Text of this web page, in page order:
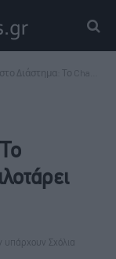
ChatGPT μπορεί και να πιλοτάρει διαστημόπλοιο
υπάρχουν Σχόλια